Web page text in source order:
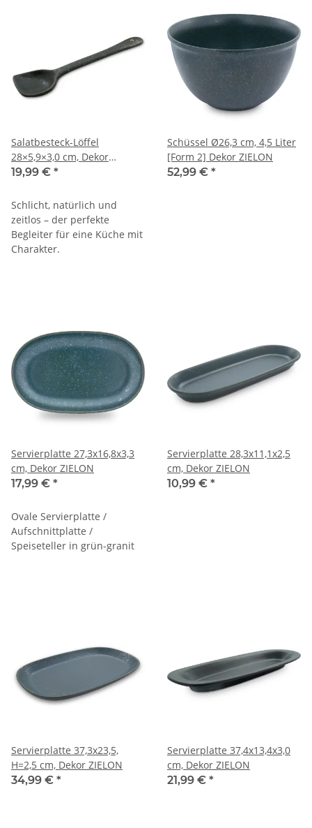
Salatbesteck-Löffel
28×5,9×3,0 cm, Dekor
ZIELON
19,99 € *
Schlicht, natürlich und
zeitlos – der perfekte
Begleiter für eine Küche mit
Charakter.
Schüssel Ø26,3 cm, 4,5 Liter
[Form 2] Dekor ZIELON
52,99 € *
Servierplatte 27,3x16,8x3,3
cm, Dekor ZIELON
17,99 € *
Ovale Servierplatte /
Aufschnittplatte /
Speiseteller in grün-granit
Servierplatte 28,3x11,1x2,5
cm, Dekor ZIELON
10,99 € *
Servierplatte 37,3x23,5,
H=2,5 cm, Dekor ZIELON
34,99 € *
Servierplatte 37,4x13,4x3,0
cm, Dekor ZIELON
21,99 € *